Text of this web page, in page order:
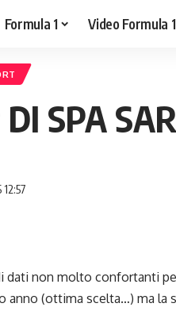
Formula 1 Video Formula 1
SPA
dati non molto confortanti
anno (ottima scelta…) ma la